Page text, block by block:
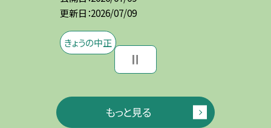
更新日 2026/07/09
きょうの中正
もっと見る